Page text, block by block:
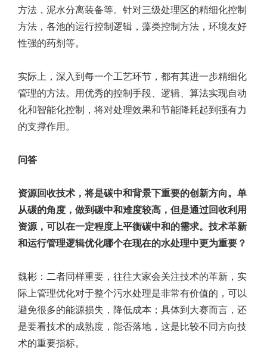
方法，泥水分离装备等。针对三级处理区的精细化控制
方法，各池的运行控制逻辑，藻类控制方法，环境友好
性强的药剂等。
实际上，深入到每一个工艺环节，都有其进一步精细化
管理的方法。用优秀的控制手段、逻辑、算法实现自动
化和智能化控制，将对处理效果和节能降耗起到强有力
的支撑作用。
问答
资源回收技术，将是碳中和背景下重要的创新方向。单
从碳的角度，做到碳中和难度较高，但是通过回收利用
资源，可以在一定程度上平衡碳中和的需求。技术革新
和运行管理逻辑优化哪个在现在的水处理中更为重要？
魏彬：二者同样重要，往往大家会关注技术的革新，实
际上管理优化对于整个污水处理是非常有价值的，可以
避免很多的能源损失，降低成本；具体到大赛而言，还
是要看技术的成熟度，能否落地，这是比较不同方向技
术的重要指标。